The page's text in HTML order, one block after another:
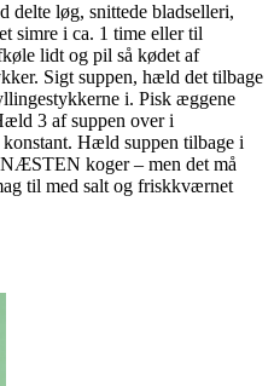
delte løg, snittede bladselleri,
simre i ca. 1 time eller til
lidt og pil så kødet af
Sigt suppen, hæld det tilbage
i. Pisk æggene
3 af suppen over i
Hæld suppen tilbage i
koger – men det må
til med salt og friskkværnet